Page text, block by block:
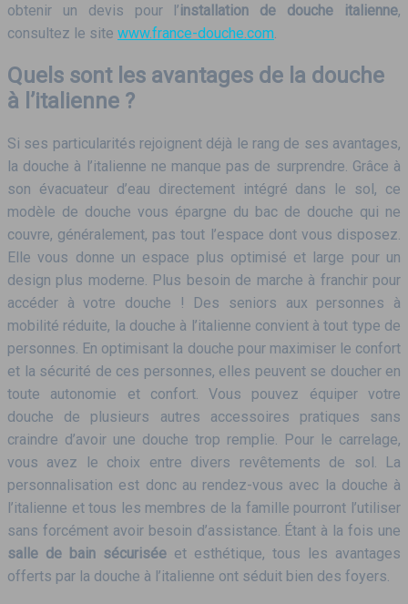
obtenir un devis pour l’installation de douche italienne,
consultez le site www.france-douche.com
Quels sont les avantages de la douche
à l’italienne ?
Si ses particularités rejoignent déjà le rang de ses avantages,
la douche à l’italienne ne manque pas de surprendre. Grâce à
son évacuateur d’eau directement intégré dans le sol, ce
modèle de douche vous épargne du bac de douche qui ne
couvre, généralement, pas tout l’espace dont vous disposez.
Elle vous donne un espace plus optimisé et large pour un
design plus moderne. Plus besoin de marche à franchir pour
accéder à votre douche ! Des seniors aux personnes à
mobilité réduite, la douche à l’italienne convient à tout type de
personnes. En optimisant la douche pour maximiser le confort
et la sécurité de ces personnes, elles peuvent se doucher en
toute autonomie et confort. Vous pouvez équiper votre
douche de plusieurs autres accessoires pratiques sans
craindre d’avoir une douche trop remplie. Pour le carrelage,
vous avez le choix entre divers revêtements de sol. La
personnalisation est donc au rendez-vous avec la douche à
l’italienne et tous les membres de la famille pourront l’utiliser
sans forcément avoir besoin d’assistance. Étant à la fois une
salle de bain sécurisée et esthétique, tous les avantages
offerts par la douche à l’italienne ont séduit bien des foyers.